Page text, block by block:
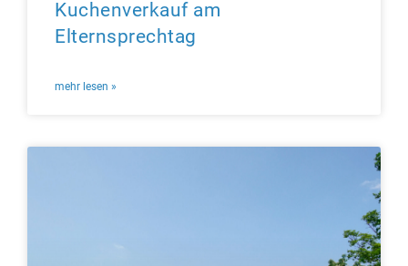
Kuchenverkauf am
Elternsprechtag
mehr lesen »